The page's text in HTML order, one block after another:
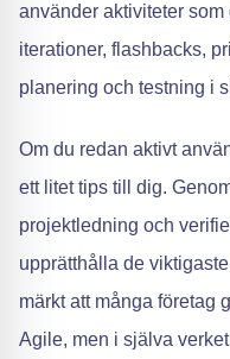
använder aktiviteter
iterationer, flashbacks,
planering och testning i
Om du redan aktivt
ett litet tips till dig.
projektledning och
upprätthålla de
märkt att många företag
Agile, men i själva